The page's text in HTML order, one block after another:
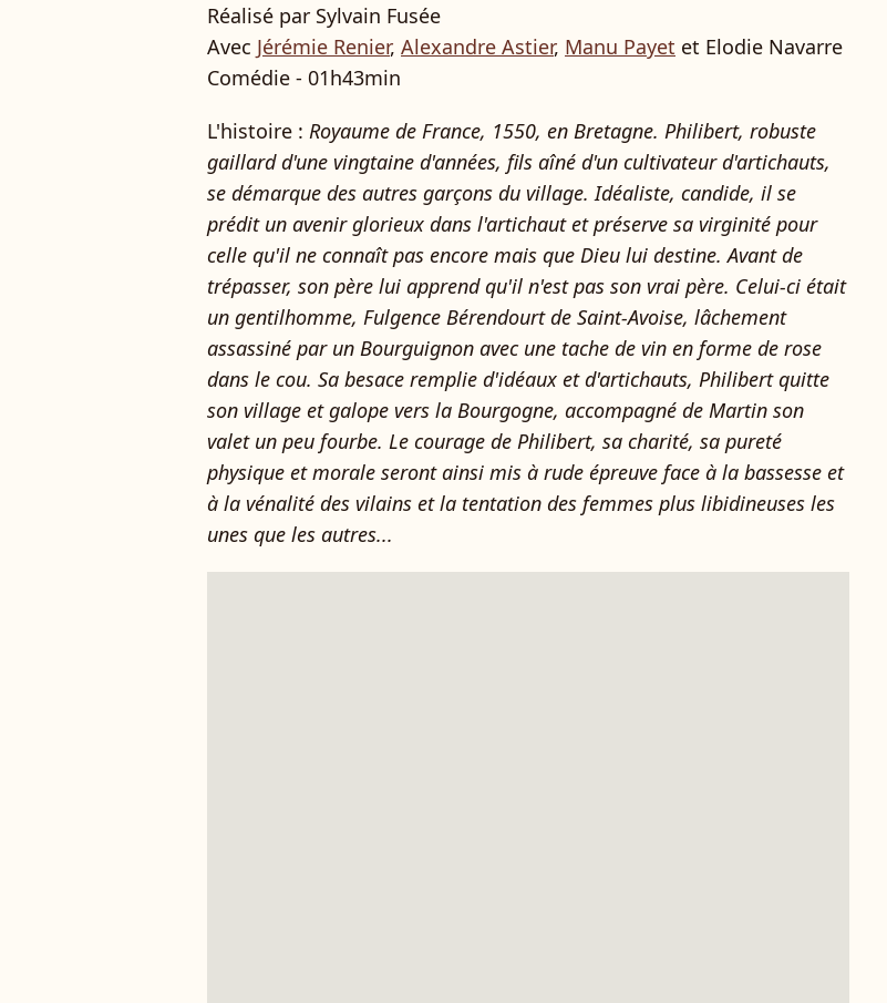
Réalisé par Sylvain Fusée
Avec Jérémie Renier, Alexandre Astier, Manu Payet et Elodie Navarre
Comédie - 01h43min
L'histoire : Royaume de France, 1550, en Bretagne. Philibert, robuste
gaillard d'une vingtaine d'années, fils aîné d'un cultivateur d'artichauts,
se démarque des autres garçons du village. Idéaliste, candide, il se
prédit un avenir glorieux dans l'artichaut et préserve sa virginité pour
celle qu'il ne connaît pas encore mais que Dieu lui destine. Avant de
trépasser, son père lui apprend qu'il n'est pas son vrai père. Celui-ci était
un gentilhomme, Fulgence Bérendourt de Saint-Avoise, lâchement
assassiné par un Bourguignon avec une tache de vin en forme de rose
dans le cou. Sa besace remplie d'idéaux et d'artichauts, Philibert quitte
son village et galope vers la Bourgogne, accompagné de Martin son
valet un peu fourbe. Le courage de Philibert, sa charité, sa pureté
physique et morale seront ainsi mis à rude épreuve face à la bassesse et
à la vénalité des vilains et la tentation des femmes plus libidineuses les
unes que les autres...